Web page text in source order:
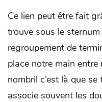
Ce lien peut être fait
trouve sous le sternum
regroupement de
place notre main
nombril c’est là que
associe souvent les